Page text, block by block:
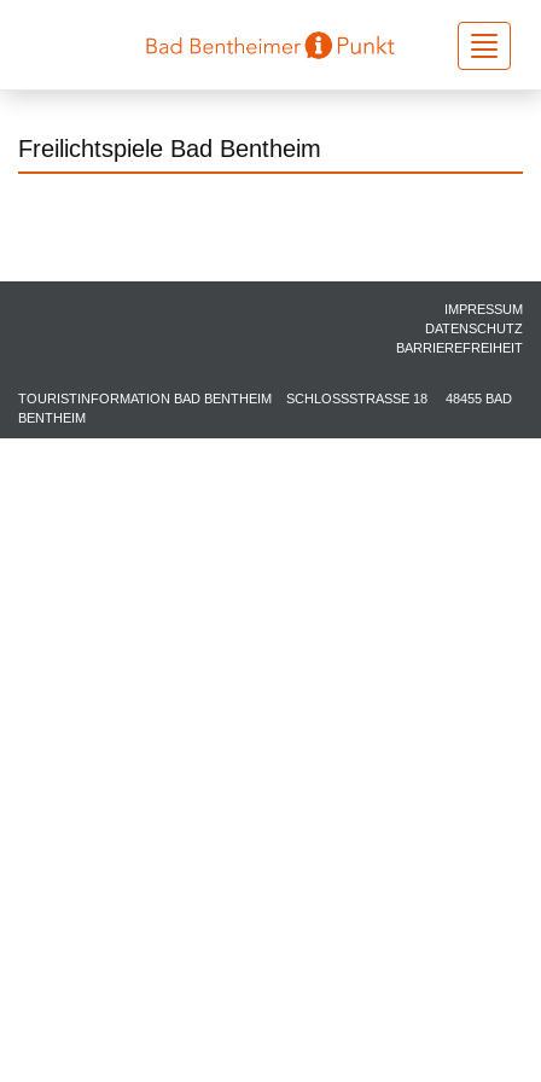
Toggle
Freilichtspiele Bad Bentheim
IMPRESSUM
DATENSCHUTZ
BARRIEREFREIHEIT
TOURISTINFORMATION BAD BENTHEIM SCHLOSSSTRASSE 18 48455 BAD
BENTHEIM